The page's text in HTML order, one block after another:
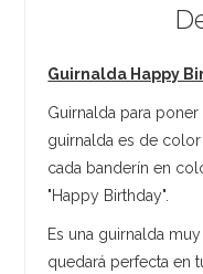
Guirnalda Happy
Guirnalda para
guirnalda es de
cada banderín en
"Happy Birthday".
Es una guirnalda
quedará perfecta en